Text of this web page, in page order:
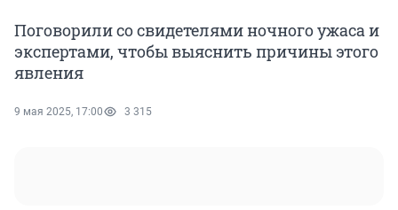
Поговорили со свидетелями ночного ужаса и
экспертами, чтобы выяснить причины этого
явления
9 мая 2025, 17:00 3 315